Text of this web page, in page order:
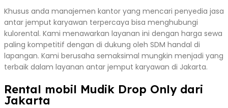
Khusus anda manajemen kantor yang mencari penyedia jasa
antar jemput karyawan terpercaya bisa menghubungi
kulorental. Kami menawarkan layanan ini dengan harga sewa
paling kompetitif dengan di dukung oleh SDM handal di
lapangan. Kami berusaha semaksimal mungkin menjadi yang
terbaik dalam layanan antar jemput karyawan di Jakarta.
Rental mobil Mudik Drop Only dari
Jakarta